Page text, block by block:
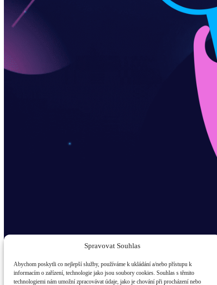
Spravovat Souhlas
Abychom poskytli co nejlepší služby, používáme k ukládání a/nebo přístupu k
informacím o zařízení, technologie jako jsou soubory cookies. Souhlas s těmito
technologiemi nám umožní zpracovávat údaje, jako je chování při procházení nebo